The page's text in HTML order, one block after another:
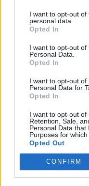
I want to opt-out
personal data.
Opted In
I want to opt-out of
Personal Data.
Opted In
I want to opt-out of
Personal Data for
Opted In
I want to opt-out of
Retention, Sale,
Personal Data that
Purposes for which
Opted Out
CONFIRM
A
Elyna
A világ